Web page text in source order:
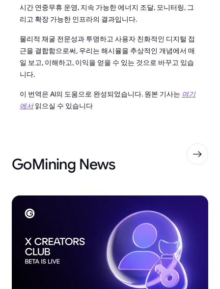
시간 연중무휴 운영, 지속 가능한 에너지 조달, 모니터링, 그
리고 확장 가능한 인프라의 결과입니다.
물리적 채굴 전문성과 투명하고 사용자 친화적인 디지털 접
근을 결합함으로써, 우리는 해시율을 추상적인 개념에서 매
일 보고, 이해하고, 이익을 얻을 수 있는 것으로 바꾸고 있습
니다.
이 번역은 AI의 도움으로 완성되었습니다. 원본 기사는 여기
에서읽으실 수 있습니다
GoMining News